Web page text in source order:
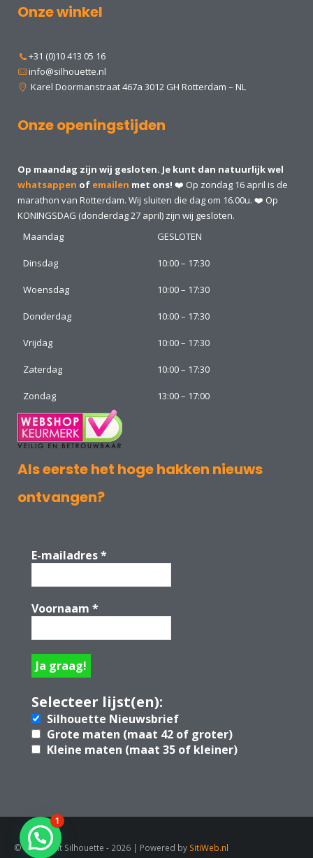
Onze winkel
+31 (0)10 413 05 16
info@silhouette.nl
Karel Doormanstraat 467a 3012 GH Rotterdam – NL
Onze openingstijden
Op maandag zijn wij gesloten. Je kunt dan natuurlijk wel
whatsappen of emailen met ons! ❤️ Op zondag 16 april is de
marathon van Rotterdam. Wij sluiten die dag om 16.00u. ❤️ Op
KONINGSDAG (donderdag 27 april) zijn wij gesloten.
Maandag
GESLOTEN
Dinsdag 10:00 – 17:30
Woensdag 10:00 – 17:30
Donderdag 10:00 – 17:30
Vrijdag 10:00 – 17:30
Zaterdag 10:00 – 17:30
Zondag 13:00 – 17:00
Als eerste het hoge hakken nieuws
ontvangen?
E-mailadres*
Voornaam *
Selecteer lijst(en):
Silhouette Nieuwsbrief
Grote maten (maat 42 of groter)
Kleine maten (maat 35 of kleiner)
© Copyright Silhouette - 2026 | Powered by SitiWeb.nl
1